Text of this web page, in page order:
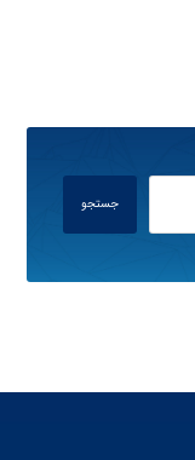
جستجو